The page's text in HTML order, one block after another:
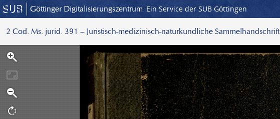
Göttinger Digitalisierungszentrum Ein Service der SUB Göttingen
2 Cod. Ms. jurid. 391 – Juristisch-medizinisch-naturkundliche Sammelhandschrift